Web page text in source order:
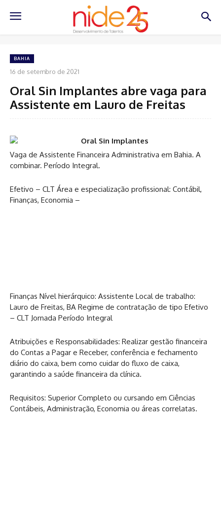
BAHIA
16 de setembro de 2021
Oral Sin Implantes abre vaga para
Assistente em Lauro de Freitas
Vaga de Assistente Financeira Administrativa em Bahia. A
combinar. Período Integral.
Efetivo – CLT Área e especialização profissional: Contábil,
Finanças, Economia –
Finanças Nível hierárquico: Assistente Local de trabalho:
Lauro de Freitas, BA Regime de contratação de tipo Efetivo
– CLT Jornada Período Integral
Atribuições e Responsabilidades: Realizar gestão financeira
do Contas a Pagar e Receber, conferência e fechamento
diário do caixa, bem como cuidar do fluxo de caixa,
garantindo a saúde financeira da clínica.
Requisitos: Superior Completo ou cursando em Ciências
Contábeis, Administração, Economia ou áreas correlatas.